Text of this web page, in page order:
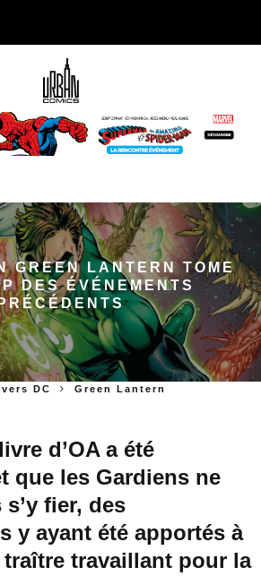
GREEN LANTERN TOME
DES ÉVÉNEMENTS
DC Green Lantern
d’OA a été
que les Gardiens ne
fier, des
y ayant été apportés à
travaillant pour la